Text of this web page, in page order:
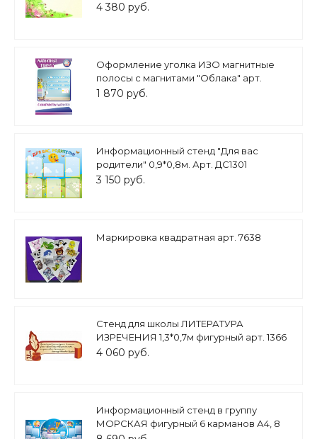
4 380 руб.
Оформление уголка ИЗО магнитные
полосы с магнитами "Облака" арт.
МГ701
1 870 руб.
Информационный стенд "Для вас
родители" 0,9*0,8м. Арт. ДС1301
3 150 руб.
Маркировка квадратная арт. 7638
Стенд для школы ЛИТЕРАТУРА
ИЗРЕЧЕНИЯ 1,3*0,7м фигурный арт. 1366
4 060 руб.
Информационный стенд в группу
МОРСКАЯ фигурный 6 карманов А4, 8